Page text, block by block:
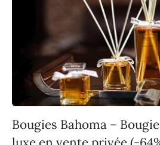
Bougies Bahoma –